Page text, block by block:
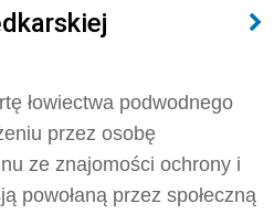
łowiectwa podwodnego
przez osobę
ze znajomości ochrony i
powołaną przez społeczną